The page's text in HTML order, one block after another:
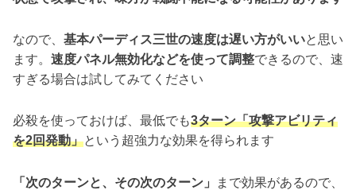
なので、 基本パーディス三世の速度は遅い方がいいと思い
ます。 速度パネル無効化などを使って調整できるので、速
すぎる場合は試してみてください
必殺を使っておけば、最低でも3ターン「攻撃アビリティ
を2回発動」という超強力な効果を得られます
「次のターンと、その次のターン」
まで効果があるので、